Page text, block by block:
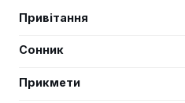
Привітання
Сонник
Прикмети